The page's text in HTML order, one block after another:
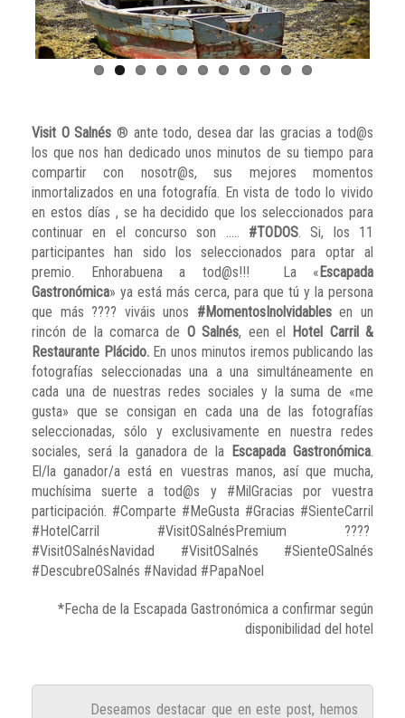
Visit O Salnés ® ante todo, desea dar las gracias a tod@s
los que nos han dedicado unos minutos de su tiempo para
compartir con nosotr@s, sus mejores momentos
inmortalizados en una fotografía. En vista de todo lo vivido
en estos días , se ha decidido que los seleccionados para
continuar en el concurso son ….. #TODOS. Si, los 11
participantes han sido los seleccionados para optar al
premio. Enhorabuena a tod@s!!! La «Escapada
Gastronómica» ya está más cerca, para que tú y la persona
que más ???? viváis unos #MomentosInolvidablesen un
rincón de la comarca de O Salnés, een el Hotel Carril &
Restaurante Plácido. En unos minutos iremos publicando las
fotografías seleccionadas una a una simultáneamente en
cada una de nuestras redes sociales y la suma de «me
gusta» que se consigan en cada una de las fotografías
seleccionadas, sólo y exclusivamente en nuestra redes
sociales, será la ganadora de la Escapada Gastronómica.
El/la ganador/a está en vuestras manos, así que mucha,
muchísima suerte a tod@s y #MilGracias por vuestra
participación. #Comparte #MeGusta #Gracias #SienteCarril
#HotelCarril #VisitOSalnésPremium ????
#VisitOSalnésNavidad #VisitOSalnés #SienteOSalnés
#DescubreOSalnés #Navidad #PapaNoel
*Fecha de la Escapada Gastronómica a confirmar según
disponibilidad del hotel
Deseamos destacar que en este post, hemos